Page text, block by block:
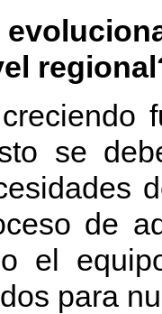
se
de
el
para